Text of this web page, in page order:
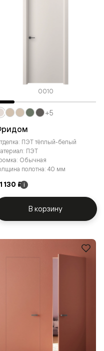
0010
ПЭТ тёплый-белый
ПЭТ
Обычная
полотна: 40 мм
130 ₽ i
+5
В корзину